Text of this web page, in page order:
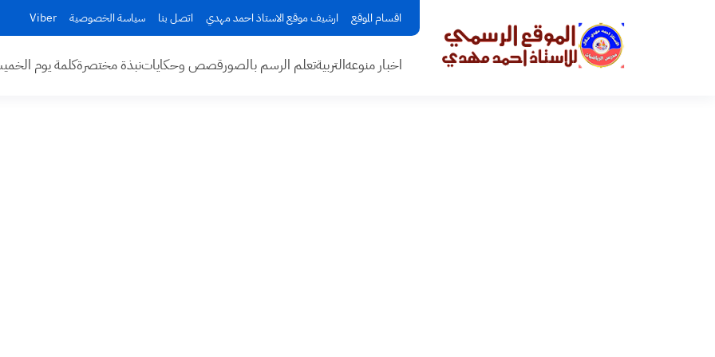
اقسام الموقع ارشيف موقع الاستاذ احمد مهدي اتصل بنا سياسة الخصوصية Viber
اخبار منوعهالتربيةتعلم الرسم بالصورقصص وحكاياتنبذة مختصرةكلمة يوم